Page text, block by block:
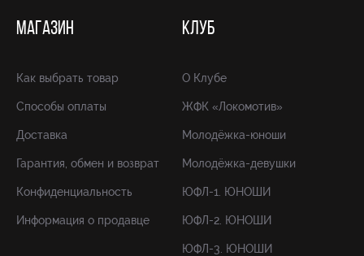
МАГАЗИН
Как выбрать товар
Способы оплаты
Доставка
Гарантия, обмен и возврат
Конфиденциальность
Информация о продавце
КЛУБ
О Клубе
ЖФК «Локомотив»
Молодёжка-юноши
Молодёжка-девушки
ЮФЛ-1. ЮНОШИ
ЮФЛ-2. ЮНОШИ
ЮФЛ-3. ЮНОШИ